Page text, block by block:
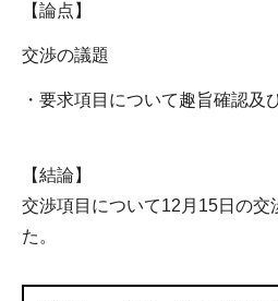
【論点】
交渉の議題
・要求項目について趣旨確認及
【結論】
交渉項目について12月15日の交
た。